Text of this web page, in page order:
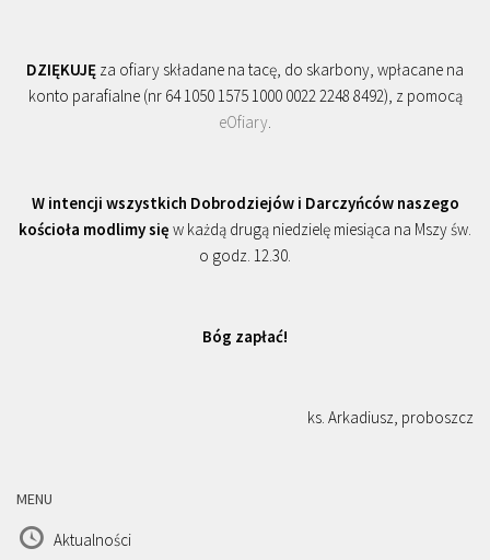
DZIĘKUJĘ za ofiary składane na tacę, do skarbony, wpłacane na
konto parafialne (nr 64 1050 1575 1000 0022 2248 8492), z pomocą
eOfiary
W intencji wszystkich Dobrodziejów i Darczyńców naszego
kościoła modlimy się w każdą drugą niedzielę miesiąca na Mszy św.
o godz. 12.30.
Bóg zapłać!
ks. Arkadiusz, proboszcz
MENU
Aktualności